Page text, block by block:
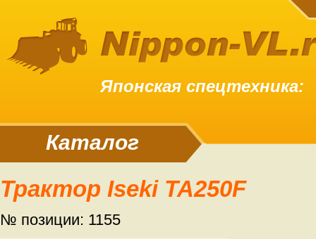
Японская спецтехника:
Каталог
Трактор Iseki TA250F
№ позиции: 1155